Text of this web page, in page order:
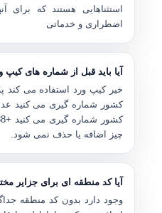
استثناهایی هستند که
اضطراری و خدماتی
آیا باید قبل از شماره های کیپ ورد 0 را شماره
خیر کیپ ورد استفاده می کند
کشور شماره گیری می کنید +238
چیز اضافه یا حذف نمی شود.
آیا کد منطقه ای برای جزایر
وجود دارد بدون کد منطقه